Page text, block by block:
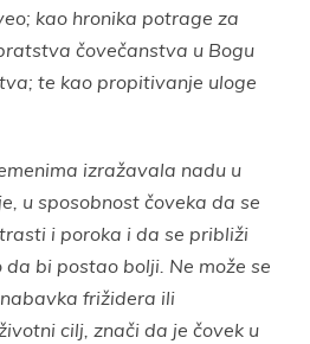
kao hronika potrage za
čovečanstva u Bogu
te kao propitivanje uloge
izražavala nadu u
u sposobnost čoveka da se
i poroka i da se približi
bi postao bolji. Ne može se
frižidera ili
cilj, znači da je čovek u